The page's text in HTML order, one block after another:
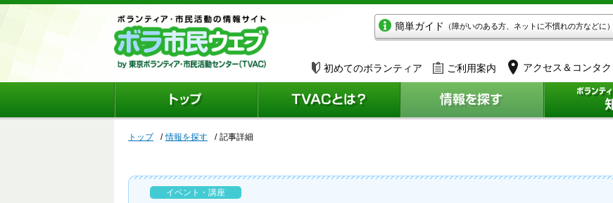
簡単ガイド （障がいのある方、ネットに不慣れの方などに）
初めてのボランティア ご利用案内 アクセス＆コンタク
トップ 情報を探す 記事詳細
イベント・講座